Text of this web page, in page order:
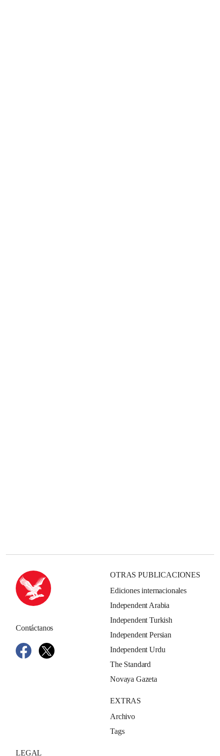
Contáctanos
OTRAS PUBLICACIONES
Ediciones internacionales
Independent Arabia
Independent Turkish
Independent Persian
Independent Urdu
The Standard
Novaya Gazeta
EXTRAS
Archivo
Tags
LEGAL